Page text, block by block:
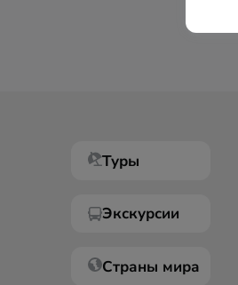
Туры
Экскурсии
Страны мира